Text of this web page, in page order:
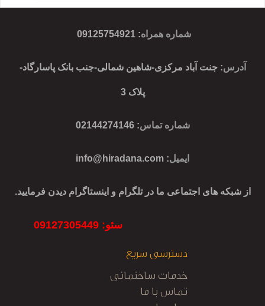
شماره همراه:
09125754921
آدرس: جنت آباد مرکزی-شاهین شمالی-جنب بانک پاسارگاد-
پلاک 3
شماره تماس: 02144274146
ایمیل:
info@hiradana.com
از شبکه های اجتماعی ما در تلگرام و اینستاگرام دیدن فرمایید.
سئو: 09127305449
دسترسی سریع
خدمات ساختمانی
تماس با ما